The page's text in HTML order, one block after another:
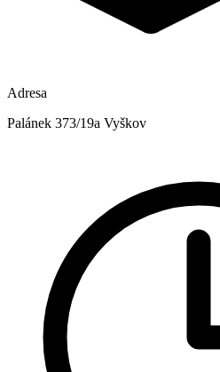
Adresa
Palánek 373/19a Vyškov